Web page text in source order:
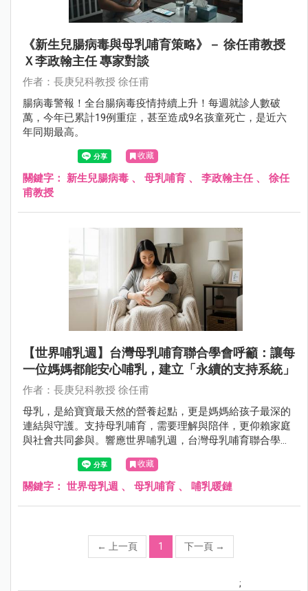
《新生兒腸病毒與母乳哺育策略》－ 徐任甫教授
Ｘ李政翰主任 專家對談
作者：長庚兒科教授 徐任甫
腸病毒警報！全台腸病毒疫情持續上升！每週就診人數破
萬，今年已累計19例重症，甚至造成9名孩童死亡，是近六
年同期最高。
收藏
關鍵字： 新生兒腸病毒 、 母乳哺育 、 李政翰主任 、 徐任
甫教授
【世界哺乳週】台灣母乳哺育聯合學會呼籲：讓每
一位媽媽都能安心哺乳，建立「永續的支持系統」
作者：長庚兒科教授 徐任甫
母乳，是給寶寶最天然的營養起點，更是媽媽給孩子最深的
連結與守護。支持母乳哺育，需要理解與陪伴，更仰賴家庭
與社會共同參與。響應世界哺乳週，台灣母乳哺育聯合學會
邀請各界攜手合作，讓哺乳的價值深入每個角落。
收藏
關鍵字： 世界母乳週 、 母乳哺育 、 哺乳暖鏈
← 上一頁 1 下一頁 →
;